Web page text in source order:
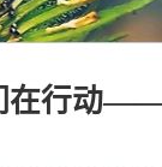
在行动